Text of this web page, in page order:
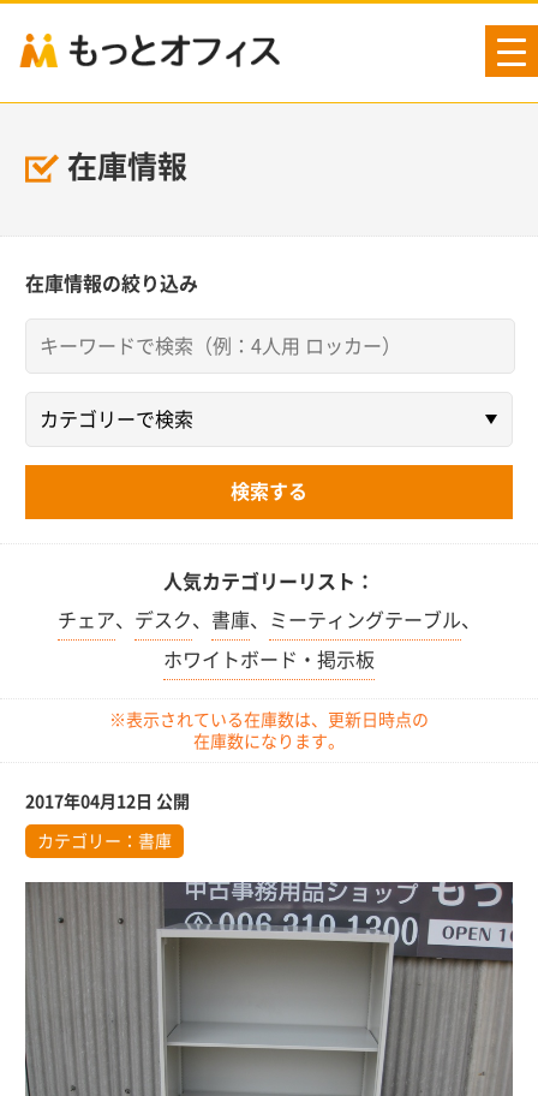
在庫情報
在庫情報の絞り込み
人気カテゴリーリスト：
チェア、 デスク、 書庫、 ミーティングテーブル、
ホワイトボード・掲示板
※表示されている在庫数は、更新日時点の
在庫数になります。
2017年04月12日 公開
カテゴリー： 書庫